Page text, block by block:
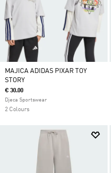
MAJICA ADIDAS PIXAR TOY
STORY
€ 30.00
Djeca Sportswear
2 Colours